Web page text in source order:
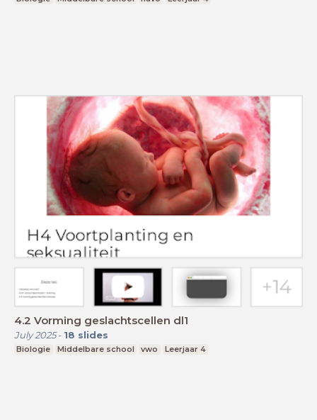
4.2 Vorming geslachtscellen dl1
July 2025- 18 slides
Biologie Middelbare school vwo Leerjaar 4